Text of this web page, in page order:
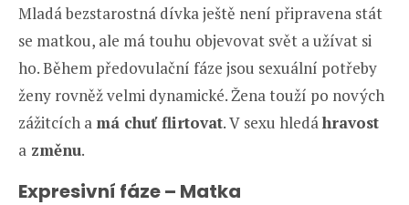
Mladá bezstarostná dívka ještě není připravena stát
se matkou, ale má touhu objevovat svět a užívat si
ho. Během předovulační fáze jsou sexuální potřeby
ženy rovněž velmi dynamické. Žena touží po nových
zážitcích a má chuť flirtovat. V sexu hledáhravost
a změnu.
Expresivní fáze – Matka